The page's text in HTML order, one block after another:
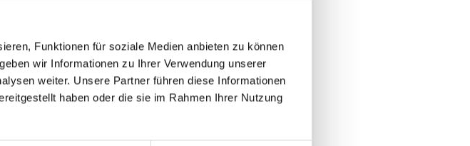
Funktionen für soziale Medien anbieten zu können
wir Informationen zu Ihrer Verwendung unserer
weiter. Unsere Partner führen diese Informationen
haben oder die sie im Rahmen Ihrer Nutzung
Sportstättenvergabe, Finanzen/Haushalt
an externe Nutzer